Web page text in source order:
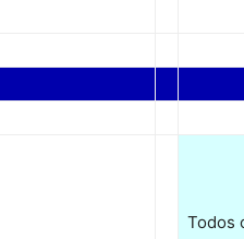
Todos